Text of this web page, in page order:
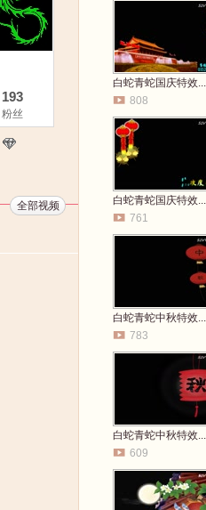
193
粉丝
全部视频
白蛇青蛇国庆特效...
808
白蛇青蛇国庆特效...
761
白蛇青蛇中秋特效...
783
白蛇青蛇中秋特效...
609